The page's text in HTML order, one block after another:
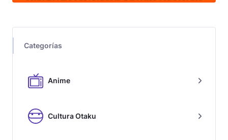
Categorías
Anime
Cultura Otaku